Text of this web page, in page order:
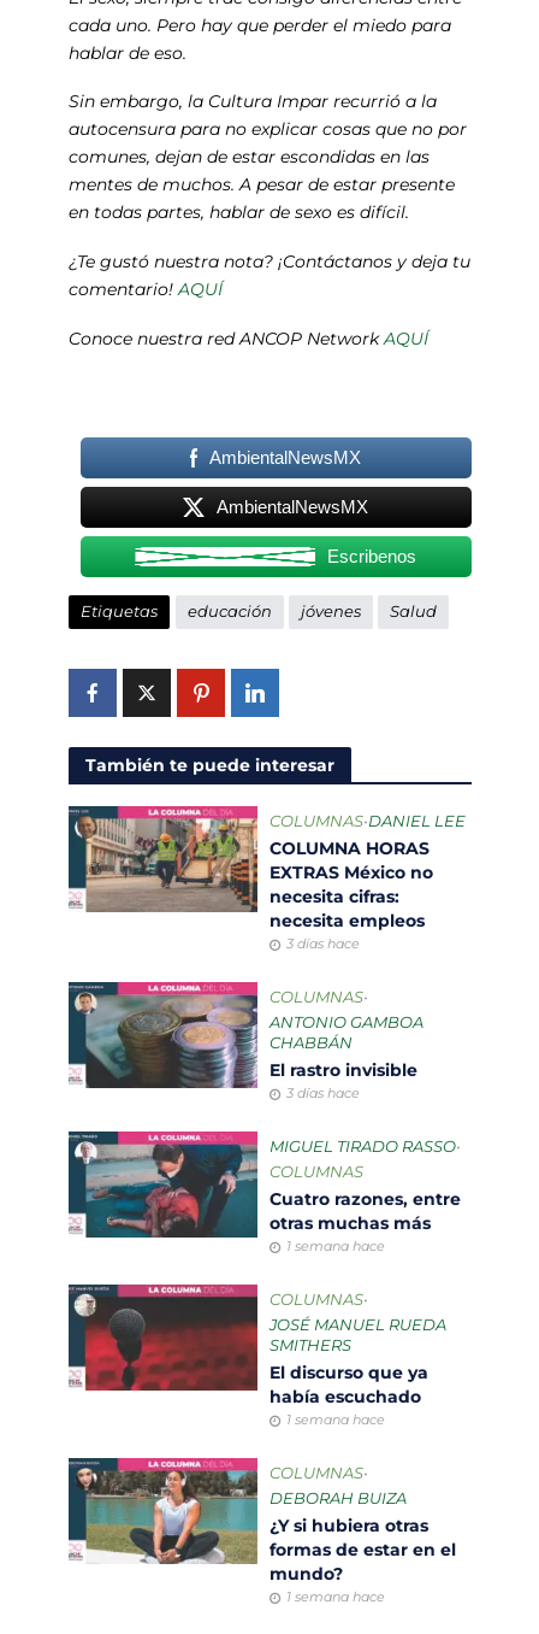
cada uno. Pero hay que perder el miedo para
hablar de eso.
Sin embargo, la Cultura Impar recurrió a la
autocensura para no explicar cosas que no por
comunes, dejan de estar escondidas en las
mentes de muchos. A pesar de estar presente
en todas partes, hablar de sexo es difícil.
¿Te gustó nuestra nota? ¡Contáctanos y deja tu
comentario!AQUÍ
Conoce nuestra red ANCOP NetworkAQUÍ
AmbientalNewsMX
AmbientalNewsMX
Escribenos
Etiquetas educación jóvenes Salud
También te puede interesar
COLUMNAS•DANIEL LEE
COLUMNA HORAS
EXTRAS México no
necesita cifras:
necesita empleos
3 días hace
COLUMNAS•
ANTONIO GAMBOA
CHABBÁN
El rastro invisible
3 días hace
MIGUEL TIRADO RASSO•
COLUMNAS
Cuatro razones, entre
otras muchas más
1 semana hace
COLUMNAS•
JOSÉ MANUEL RUEDA
SMITHERS
El discurso que ya
había escuchado
1 semana hace
COLUMNAS•
DEBORAH BUIZA
¿Y si hubiera otras
formas de estar en el
mundo?
1 semana hace